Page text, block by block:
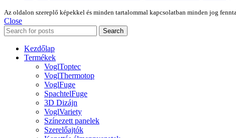
Az oldalon szereplő képekkel és minden tartalommal kapcsolatban minden jog
Close
Search
Kezdőlap
Termékek
VoglToptec
VoglThermotop
VoglFuge
SpachtelFuge
3D Dizájn
VoglVariety
Színezett panelek
Szerelőajtók